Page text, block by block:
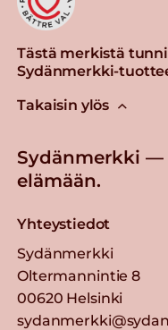
Tästä merkistä
Sydänmerkki-
Takaisin ylös
Sydänmerkki —
elämään.
Yhteystiedot
Sydänmerkki
Oltermannintie 8
00620 Helsinki